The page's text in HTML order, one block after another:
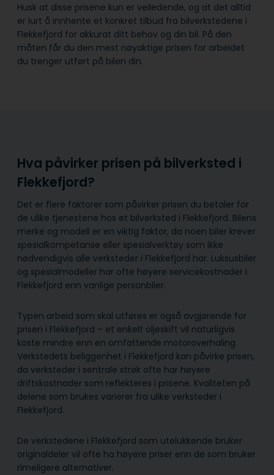
Husk at disse prisene kun er veiledende, og at det alltid
er lurt å innhente et konkret tilbud fra bilverkstedene i
Flekkefjord for akkurat ditt behov og din bil. På den
måten får du den mest nøyaktige prisen for arbeidet
du trenger utført på bilen din.
Hva påvirker prisen på bilverksted i
Flekkefjord?
Det er flere faktorer som påvirker prisen du betaler for
de ulike tjenestene hos et bilverksted i Flekkefjord. Bilens
merke og modell er en viktig faktor, da noen biler krever
spesialkompetanse eller spesialverktøy som ikke
nødvendigvis alle verksteder i Flekkefjord har. Luksusbiler
og spesialmodeller har ofte høyere servicekostnader i
Flekkefjord enn vanlige personbiler.
Typen arbeid som skal utføres er også avgjørende for
prisen i Flekkefjord – et enkelt oljeskift vil naturligvis
koste mindre enn en omfattende motoroverhaling.
Verkstedets beliggenhet i Flekkefjord kan påvirke prisen,
da verksteder i sentrale strøk ofte har høyere
driftskostnader som reflekteres i prisene. Kvaliteten på
delene som brukes varierer fra ulike verksteder i
Flekkefjord.
De verkstedene i Flekkefjord som utelukkende bruker
originaldeler vil ofte ha høyere priser enn de som bruker
rimeligere alternativer.